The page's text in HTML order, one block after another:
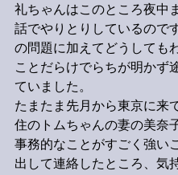
礼ちゃんはこのところ夜中
話でやりとりしているので
の問題に加えてどうしても
ことだらけでらちが明かず
ていました。
たまたま先月から東京に来
住のトムちゃんの妻の美奈
事務的なことがすごく強い
出して連絡したところ、気